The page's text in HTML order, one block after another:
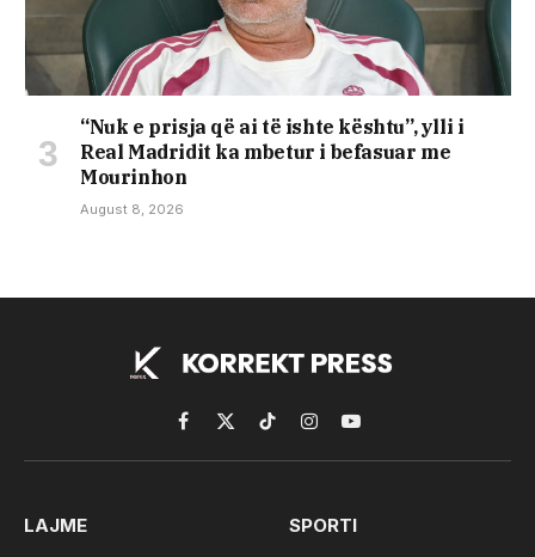
“Nuk e prisja që ai të ishte kështu”, ylli i
Real Madridit ka mbetur i befasuar me
Mourinhon
August 8, 2026
Facebook
X
(Twitter)
TikTokInstagramYouTube
LAJME SPORTI